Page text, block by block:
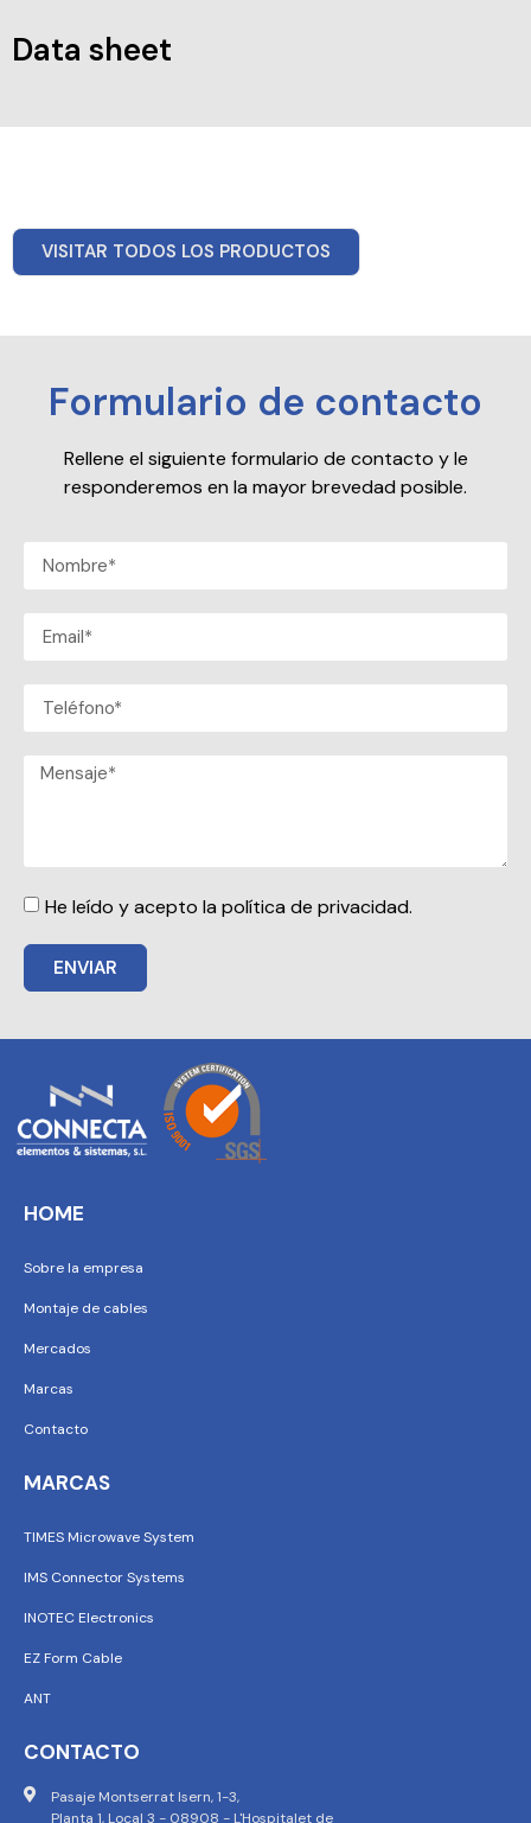
Data sheet
VISITAR TODOS LOS PRODUCTOS
Formulario de contacto
Rellene el siguiente formulario de contacto y le
responderemos en la mayor brevedad posible.
He leído y acepto la política de privacidad.
ENVIAR
HOME
Sobre la empresa
Montaje de cables
Mercados
Marcas
Contacto
MARCAS
TIMES Microwave System
IMS Connector Systems
INOTEC Electronics
EZ Form Cable
ANT
CONTACTO
Pasaje Montserrat Isern, 1-3,
Planta 1, Local 3 - 08908 - L'Hospitalet de